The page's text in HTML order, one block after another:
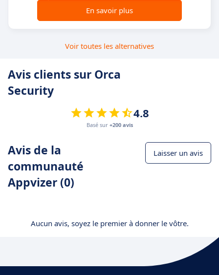
En savoir plus
Voir toutes les alternatives
Avis clients sur Orca
Security
4.8
Basé sur +200 avis
Avis de la
communauté
Appvizer (0)
Laisser un avis
Aucun avis, soyez le premier à donner le vôtre.